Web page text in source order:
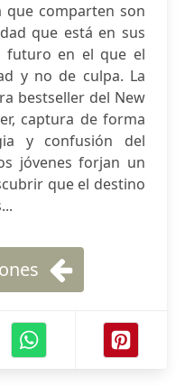
que comparten son
que está en sus
futuro en el que el
y no de culpa. La
bestseller del New
captura de forma
y confusión del
jóvenes forjan un
que el destino